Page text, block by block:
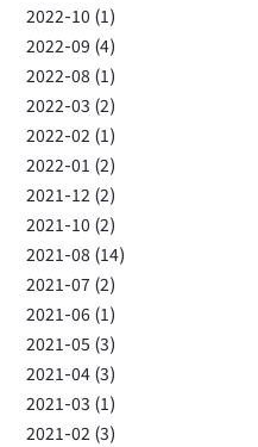
2022-10 (1)
2022-09 (4)
2022-08 (1)
2022-03 (2)
2022-02 (1)
2022-01 (2)
2021-12 (2)
2021-10 (2)
2021-08 (14)
2021-07 (2)
2021-06 (1)
2021-05 (3)
2021-04 (3)
2021-03 (1)
2021-02 (3)